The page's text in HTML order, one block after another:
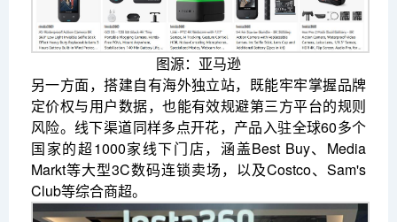
图源：亚马逊
另一方面，搭建自有海外独立站，既能牢牢掌握品牌
定价权与用户数据，也能有效规避第三方平台的规则
风险。线下渠道同样多点开花，产品入驻全球60多个
国家的超1000家线下门店，涵盖Best Buy、Media
Markt等大型3C数码连锁卖场，以及Costco、Sam's
Club等综合商超。